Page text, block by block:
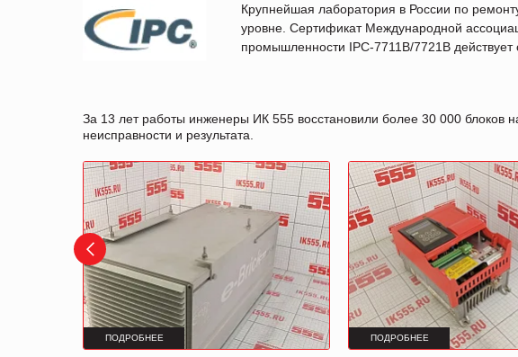
Крупнейшая лаборатория в России по
уровне. Сертификат Международной
промышленности IPC-7711B/7721B действует
За 13 лет работы инженеры ИК 555 восстановили более 30 000
неисправности и результата.
ПОДРОБНЕЕ ПОДРОБНЕЕ